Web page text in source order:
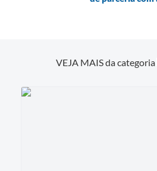
VEJA MAIS da categoria